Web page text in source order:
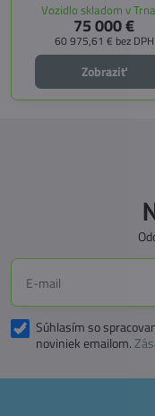
pozdĺžnemu lôžku a
doplniť predné prídavné
Vozidlo skladom v
75 000 €
60 975,61 € bez DPH
Zobraziť
Súhlasím so
noviniek emailom.